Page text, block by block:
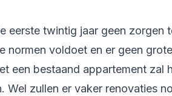
eerste twintig jaar geen zorgen
normen voldoet en er geen grote
een bestaand appartement zal
zullen er vaker renovaties